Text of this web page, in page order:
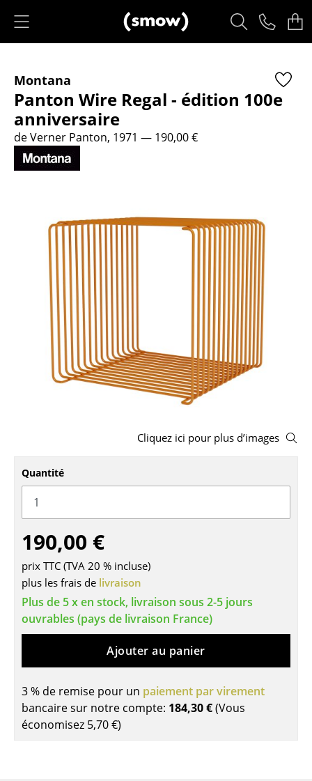
Sièges
Chaises de cuisine & salle à manger
Canapés
Fauteuils
Chaises
Chaises cantilever
Chaises et Tabourets de bar
Tabourets
Bancs & Chaises longues
Poufs poires
Chaises de jardin
Chaises de bureau
Chaises de conférence
Fauteuils de direction
Pièces détachées
... voir tous les sièges
Tables
Tables de repas
Tables basses
Bureaux & Secrétaires
Montana
Panton Wire Regal - édition 100e
anniversaire
de Verner Panton, 1971 — 190,00 €
Cliquez ici pour plus d’images
Quantité
190,00 €
prix TTC (TVA 20 % incluse)
plus les frais de livraison
Plus de 5 x en stock, livraison sous 2-5 jours
ouvrables (pays de livraison France)
Ajouter au panier
3 % de remise pour un paiement par virement
bancaire sur notre compte: 184,30 €(Vous
économisez 5,70 €)